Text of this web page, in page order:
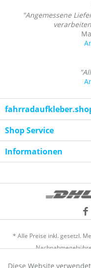
"Angemessene
Shop Service
Informationen
* Alle Preise inkl. gesetzl.
Diese Website